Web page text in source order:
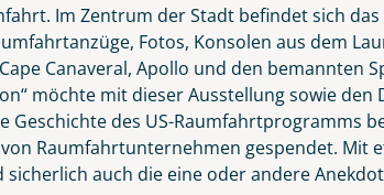
die Nacht zum Tag.
Im Zentrum der Stadt befindet sich
Fotos, Konsolen aus dem
Canaveral, Apollo und den bemannten
möchte mit dieser Ausstellung sowie
Geschichte des US-Raumfahrtprogramms
Raumfahrtunternehmen gespendet. Mit
sicherlich auch die eine oder andere